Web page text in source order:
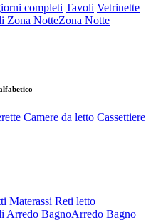
completi Tavoli Vetrinette
Zona Notte
Camere da letto Cassettiere
Materassi Reti letto
Arredo Bagno